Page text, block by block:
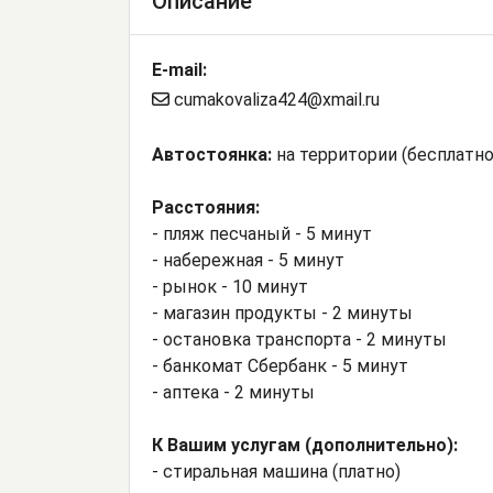
E-mail:
cumakovaliza424@xmail.ru
Автостоянка: на территории
Расстояния:
- пляж песчаный - 5 минут
- набережная - 5 минут
- рынок - 10 минут
- магазин продукты - 2 минуты
- остановка транспорта - 2 минуты
- банкомат Сбербанк - 5 минут
- аптека - 2 минуты
К Вашим услугам (дополнительно):
- стиральная машина (платно)